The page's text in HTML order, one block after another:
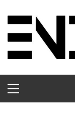
イ
ン